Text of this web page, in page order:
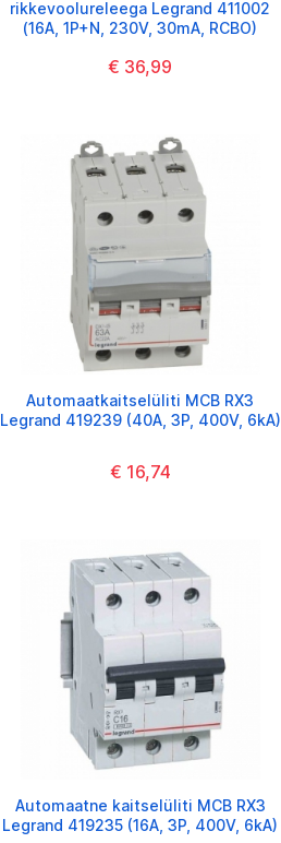
rikkevoolureleega Legrand 411002
(16A, 1P+N, 230V, 30mA, RCBO)
€ 36,99
Automaatkaitselüliti MCB RX3
Legrand 419239 (40A, 3P, 400V, 6kA)
€ 16,74
Automaatne kaitselüliti MCB RX3
Legrand 419235 (16A, 3P, 400V, 6kA)